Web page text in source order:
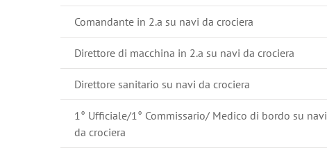
Comandante in 2.a su navi da crociera
Direttore di macchina in 2.a su navi da crociera
Direttore sanitario su navi da crociera
1° Ufficiale/1° Commissario/ Medico di bordo su navi
da crociera